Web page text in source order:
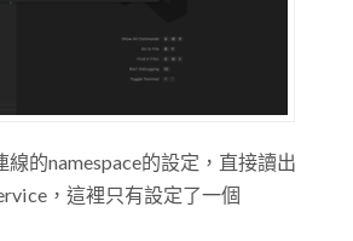
的namespace的設定，直接讀出
，這裡只有設定了一個